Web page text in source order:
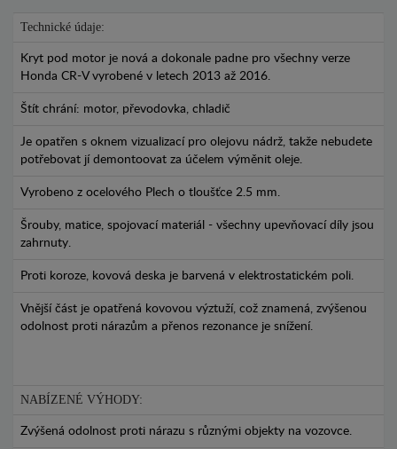
Technické údaje:
Kryt pod motor je nová a dokonale padne pro všechny verze
Honda CR-V vyrobené v letech 2013 až 2016.
Štít chrání: motor, převodovka, chladič
Je opatřen s oknem vizualizací pro olejovu nádrž, takže nebudete
potřebovat jí demontoovat za účelem výměnit oleje.
Vyrobeno z ocelového Plech o tloušťce 2.5 mm.
Šrouby, matice, spojovací materiál - všechny upevňovací díly jsou
zahrnuty.
Proti koroze, kovová deska je barvená v elektrostatickém poli.
Vnější část je opatřená kovovou výztuží, což znamená, zvýšenou
odolnost proti nárazům a přenos rezonance je snížení.
NABÍZENÉ VÝHODY:
Zvýšená odolnost proti nárazu s různými objekty na vozovce.